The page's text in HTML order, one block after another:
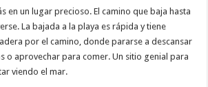
en un lugar precioso. El camino que baja hasta
La bajada a la playa es rápida y tiene
por el camino, donde pararse a descansar
o aprovechar para comer. Un sitio genial para
viendo el mar.